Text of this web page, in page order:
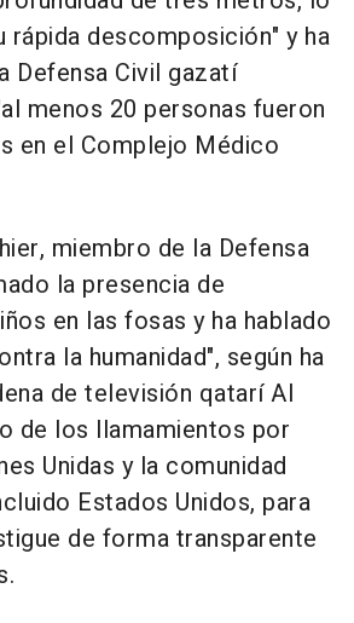
rápida descomposición" y ha
Defensa Civil gazatí
menos 20 personas fueron
en el Complejo Médico
miembro de la Defensa
la presencia de
en las fosas y ha hablado
la humanidad", según ha
de televisión qatarí Al
de los llamamientos por
Unidas y la comunidad
Estados Unidos, para
de forma transparente